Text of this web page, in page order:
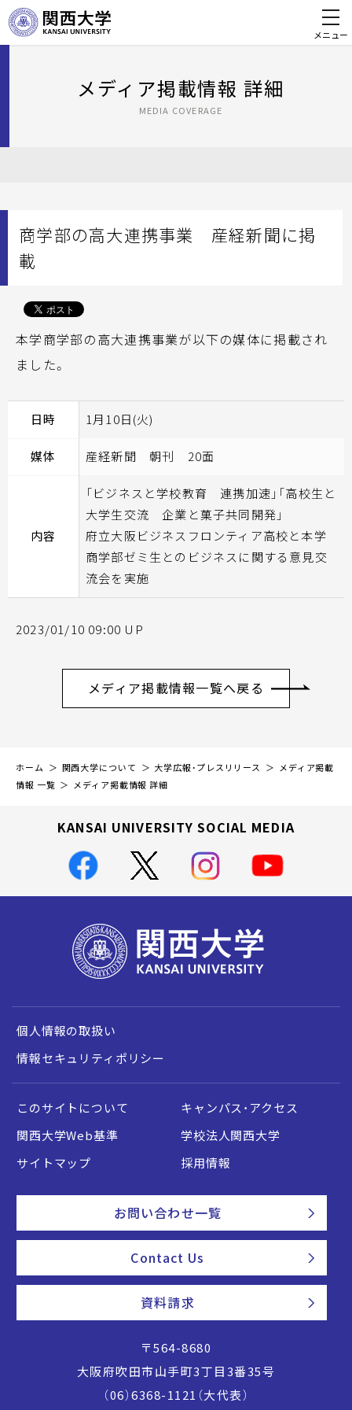
メニュー
メディア掲載情報 詳細
MEDIA COVERAGE
商学部の高大連携事業 産経新聞に掲
載
本学商学部の高大連携事業が以下の媒体に掲載され
ました。
日時 1月10日(火)
媒体 産経新聞 朝刊 20面
内容
「ビジネスと学校教育 連携加速」「高校生と
大学生交流 企業と菓子共同開発」
府立大阪ビジネスフロンティア高校と本学
商学部ゼミ生とのビジネスに関する意見交
流会を実施
2023/01/10 09:00 UP
メディア掲載情報一覧へ戻る
ホーム 関西大学について 大学広報・プレスリリース
メディア掲載
情報 一覧
メディア掲載情報 詳細
KANSAI UNIVERSITY SOCIAL MEDIA
個人情報の取扱い
情報セキュリティポリシー
このサイトについて
キャンパス・アクセス
関西大学Web基準
学校法人関西大学
サイトマップ
採用情報
お問い合わせ一覧
Contact Us
資料請求
〒564-8680
大阪府吹田市山手町3丁目3番35号
（06）6368-1121（大代表）